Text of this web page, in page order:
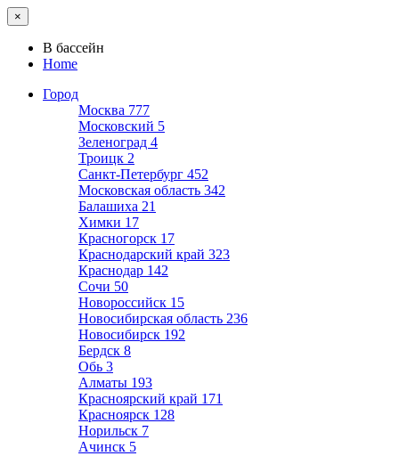
×
В бассейн
Home
Город
Москва 777
Московский 5
Зеленоград 4
Троицк 2
Санкт-Петербург 452
Московская область 342
Балашиха 21
Химки 17
Красногорск 17
Краснодарский край 323
Краснодар 142
Сочи 50
Новороссийск 15
Новосибирская область 236
Новосибирск 192
Бердск 8
Обь 3
Алматы 193
Красноярский край 171
Красноярск 128
Норильск 7
Ачинск 5